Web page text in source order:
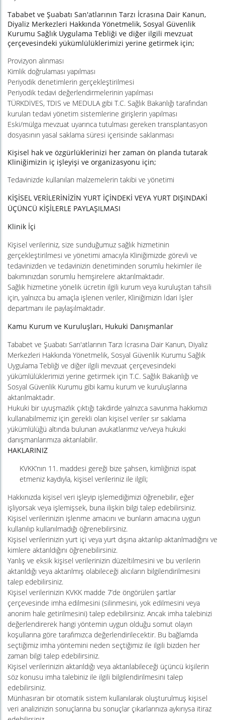
Tababet ve Şuabatı San'atlarının Tarzı İcrasına Dair Kanun,
Diyaliz Merkezleri Hakkında Yönetmelik, Sosyal Güvenlik
Kurumu Sağlık Uygulama Tebliği ve diğer ilgili mevzuat
çerçevesindeki yükümlülüklerimizi yerine getirmek için;
Provizyon alınması
Kimlik doğrulaması yapılması
Periyodik denetimlerin gerçekleştirilmesi
Periyodik tedavi değerlendirmelerinin yapılması
TÜRKDİVES, TDIS ve MEDULA gibi T.C. Sağlık Bakanlığı tarafından
kurulan tedavi yönetim sistemlerine girişlerin yapılması
Eski/mülga mevzuat uyarınca tutulması gereken transplantasyon
dosyasının yasal saklama süresi içerisinde saklanması
Kişisel hak ve özgürlüklerinizi her zaman ön planda tutarak
Kliniğimizin iç işleyişi ve organizasyonu için;
Tedavinizde kullanılan malzemelerin takibi ve yönetimi
KİŞİSEL VERİLERİNİZİN YURT İÇİNDEKİ VEYA YURT DIŞINDAKİ
ÜÇÜNCÜ KİŞİLERLE PAYLAŞILMASI
Klinik İçi
Kişisel verileriniz, size sunduğumuz sağlık hizmetinin
gerçekleştirilmesi ve yönetimi amacıyla Kliniğimizde görevli ve
tedavinizden ve tedavinizin denetiminden sorumlu hekimler ile
bakımınızdan sorumlu hemşirelere aktarılmaktadır.
Sağlık hizmetine yönelik ücretin ilgili kurum veya kuruluştan tahsili
için, yalnızca bu amaçla işlenen veriler, Kliniğimizin İdari İşler
departmanı ile paylaşılmaktadır.
Kamu Kurum ve Kuruluşları, Hukuki Danışmanlar
Tababet ve Şuabatı San'atlarının Tarzı İcrasına Dair Kanun, Diyaliz
Merkezleri Hakkında Yönetmelik, Sosyal Güvenlik Kurumu Sağlık
Uygulama Tebliği ve diğer ilgili mevzuat çerçevesindeki
yükümlülüklerimizi yerine getirmek için T.C. Sağlık Bakanlığı ve
Sosyal Güvenlik Kurumu gibi kamu kurum ve kuruluşlarına
aktarılmaktadır.
Hukuki bir uyuşmazlık çıktığı takdirde yalnızca savunma hakkımızı
kullanabilmemiz için gerekli olan kişisel veriler sır saklama
yükümlülüğü altında bulunan avukatlarımız ve/veya hukuki
danışmanlarımıza aktarılabilir.
HAKLARINIZ
KVKK’nın 11. maddesi gereği bize şahsen, kimliğinizi ispat
etmeniz kaydıyla, kişisel verileriniz ile ilgili;
Hakkınızda kişisel veri işleyip işlemediğimizi öğrenebilir, eğer
işliyorsak veya işlemişsek, buna ilişkin bilgi talep edebilirsiniz.
Kişisel verilerinizin işlenme amacını ve bunların amacına uygun
kullanılıp kullanılmadığı öğrenebilirsiniz.
Kişisel verilerinizin yurt içi veya yurt dışına aktarılıp aktarılmadığını ve
kimlere aktarıldığını öğrenebilirsiniz.
Yanlış ve eksik kişisel verilerinizin düzeltilmesini ve bu verilerin
aktarıldığı veya aktarılmış olabileceği alıcıların bilgilendirilmesini
talep edebilirsiniz.
Kişisel verilerinizin KVKK madde 7’de öngörülen şartlar
çerçevesinde imha edilmesini (silinmesini, yok edilmesini veya
anonim hale getirilmesini) talep edebilirsiniz. Ancak imha talebinizi
değerlendirerek hangi yöntemin uygun olduğu somut olayın
koşullarına göre tarafımızca değerlendirilecektir. Bu bağlamda
seçtiğimiz imha yöntemini neden seçtiğimiz ile ilgili bizden her
zaman bilgi talep edebilirsiniz.
Kişisel verilerinizin aktarıldığı veya aktarılabileceği üçüncü kişilerin
söz konusu imha talebiniz ile ilgili bilgilendirilmesini talep
edebilirsiniz.
Münhasıran bir otomatik sistem kullanılarak oluşturulmuş kişisel
veri analizinizin sonuçlarına bu sonuçlar çıkarlarınıza aykırıysa itiraz